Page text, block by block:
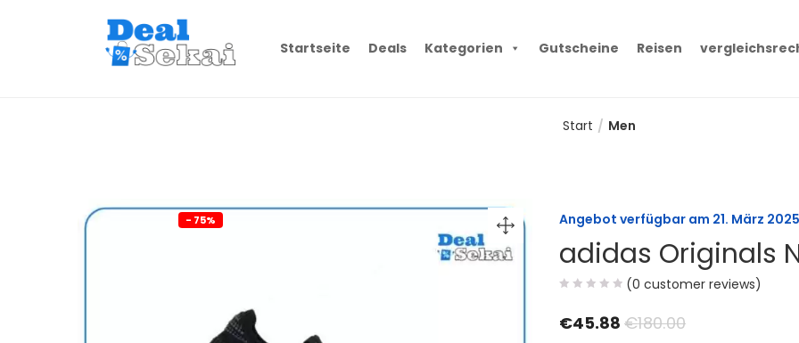
Startseite Deals Kategorien Gutscheine Reisen
Start Men
- 75% Angebot verfügbar am 21. März 2025
adidas Originals
(0 customer reviews)
€45.88 €180.00